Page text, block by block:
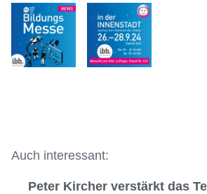
Auch interessant:
Peter Kircher verstärkt das